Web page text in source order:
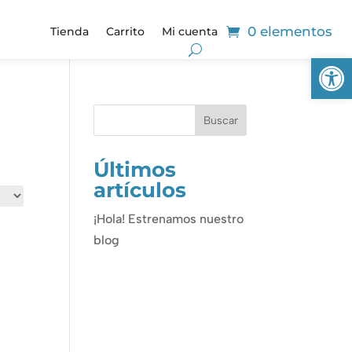
Tienda Carrito Mi cuenta 0 elementos
Últimos
artículos
¡Hola! Estrenamos nuestro
blog